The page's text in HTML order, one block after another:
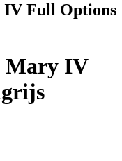
IV Full Options
Mary IV